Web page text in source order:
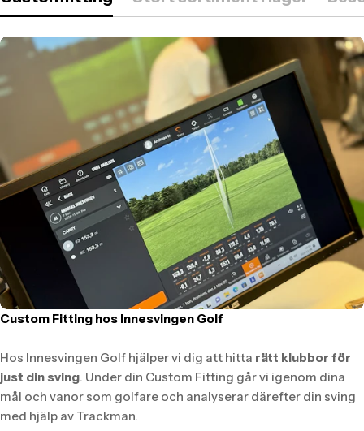
Custom Fitting hos Innesvingen Golf
Hos Innesvingen Golf hjälper vi dig att hitta rätt klubbor för
just din sving. Under din Custom Fitting går vi igenom dina
mål och vanor som golfare och analyserar därefter din sving
med hjälp av Trackman.